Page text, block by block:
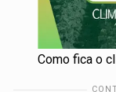
Como fica o